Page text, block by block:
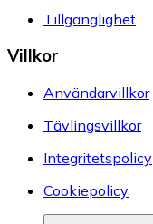
Tillgänglighet
Villkor
Användarvillkor
Tävlingsvillkor
Integritetspolicy
Cookiepolicy